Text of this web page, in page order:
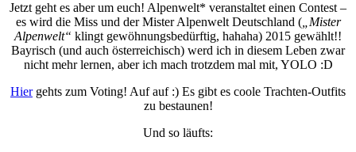
Jetzt geht es aber um euch! Alpenwelt* veranstaltet einen Contest –
es wird die Miss und der Mister Alpenwelt Deutschland („Mister
Alpenwelt“ klingt gewöhnungsbedürftig, hahaha) 2015 gewählt!!
Bayrisch (und auch österreichisch) werd ich in diesem Leben zwar
nicht mehr lernen, aber ich mach trotzdem mal mit, YOLO :D
Hiergehts zum Voting! Auf auf :) Es gibt es coole Trachten-Outfits
zu bestaunen!
Und so läufts: